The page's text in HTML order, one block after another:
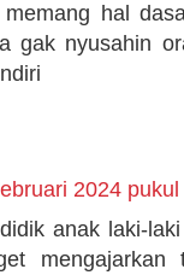
hal
gak nyusahin
2024
anak laki-
mengajarkan